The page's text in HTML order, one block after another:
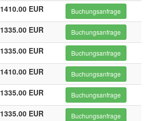
1410.00 EUR Buchungsanfrage
1335.00 EUR Buchungsanfrage
1335.00 EUR Buchungsanfrage
1410.00 EUR Buchungsanfrage
1335.00 EUR Buchungsanfrage
1335.00 EUR Buchungsanfrage